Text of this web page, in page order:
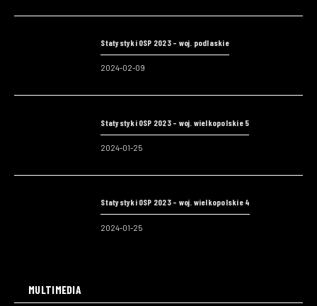
Statystyki OSP 2023 – woj. podlaskie
2024-02-09
Statystyki OSP 2023 – woj. wielkopolskie 5
2024-01-25
Statystyki OSP 2023 – woj. wielkopolskie 4
2024-01-25
MULTIMEDIA